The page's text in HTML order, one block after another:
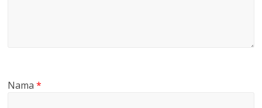
Nama*